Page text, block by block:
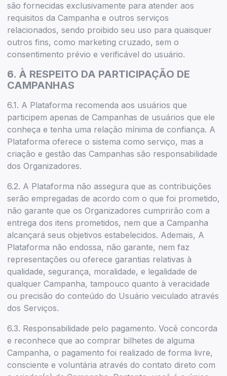
são fornecidas exclusivamente para atender aos
requisitos da Campanha e outros serviços
relacionados, sendo proibido seu uso para quaisquer
outros fins, como marketing cruzado, sem o
consentimento prévio e verificável do usuário.
6. À RESPEITO DA PARTICIPAÇÃO DE
CAMPANHAS
6.1. A Plataforma recomenda aos usuários que
participem apenas de Campanhas de usuários que ele
conheça e tenha uma relação mínima de confiança. A
Plataforma oferece o sistema como serviço, mas a
criação e gestão das Campanhas são responsabilidade
dos Organizadores.
6.2. A Plataforma não assegura que as contribuições
serão empregadas de acordo com o que foi prometido,
não garante que os Organizadores cumprirão com a
entrega dos itens prometidos, nem que a Campanha
alcançará seus objetivos estabelecidos. Ademais, A
Plataforma não endossa, não garante, nem faz
representações ou oferece garantias relativas à
qualidade, segurança, moralidade, e legalidade de
qualquer Campanha, tampouco quanto à veracidade
ou precisão do conteúdo do Usuário veiculado através
dos Serviços.
6.3. Responsabilidade pelo pagamento. Você concorda
e reconhece que ao comprar bilhetes de alguma
Campanha, o pagamento foi realizado de forma livre,
consciente e voluntária através do contato direto com